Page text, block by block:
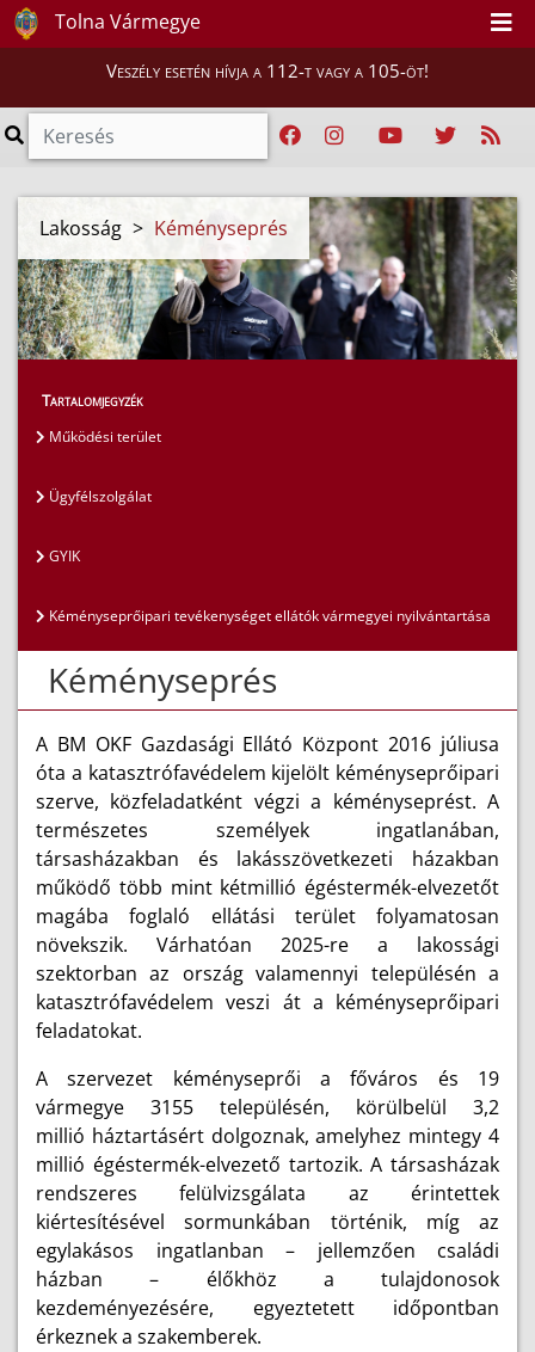
Tolna Vármegye
Veszély esetén hívja a 112-t vagy a 105-öt!
Lakosság > Kéményseprés
Tartalomjegyzék
Működési terület
Ügyfélszolgálat
GYIK
Kéményseprőipari tevékenységet ellátók vármegyei nyilvántartása
Kéményseprés
A BM OKF Gazdasági Ellátó Központ 2016 júliusa
óta a katasztrófavédelem kijelölt kéményseprőipari
szerve, közfeladatként végzi a kéményseprést. A
természetes személyek ingatlanában,
társasházakban és lakásszövetkezeti házakban
működő több mint kétmillió égéstermék-elvezetőt
magába foglaló ellátási terület folyamatosan
növekszik. Várhatóan 2025-re a lakossági
szektorban az ország valamennyi településén a
katasztrófavédelem veszi át a kéményseprőipari
feladatokat.
A szervezet kéményseprői a főváros és 19
vármegye 3155 településén, körülbelül 3,2
millió háztartásért dolgoznak, amelyhez mintegy 4
millió égéstermék-elvezető tartozik. A társasházak
rendszeres felülvizsgálata az érintettek
kiértesítésével sormunkában történik, míg az
egylakásos ingatlanban – jellemzően családi
házban – élőkhöz a tulajdonosok
kezdeményezésére, egyeztetett időpontban
érkeznek a szakemberek.